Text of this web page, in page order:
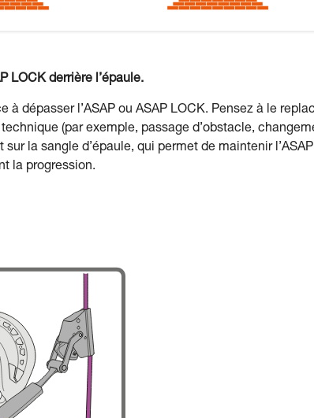
LOCK derrière l’épaule.
dépasser l’ASAP ou ASAP LOCK. Pensez à le
(par exemple, passage d’obstacle,
la sangle d’épaule, qui permet de maintenir
la progression.